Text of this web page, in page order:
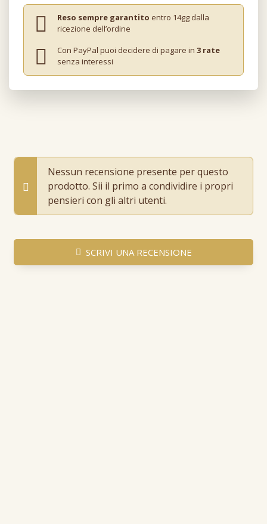
Reso sempre garantito entro 14gg dalla
ricezione dell’ordine
Con PayPal puoi decidere di pagare in 3 rate
senza interessi
Nessun recensione presente per questo
prodotto. Sii il primo a condividire i propri
pensieri con gli altri utenti.
SCRIVI UNA RECENSIONE